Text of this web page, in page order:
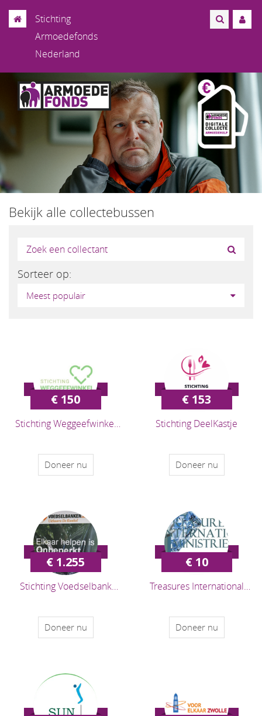
Stichting
Armoedefonds
Nederland
Bekijk alle collectebussen
Sorteer op:
Meest populair
€ 150
Stichting Weggeefwinkel
Doneer nu
€ 153
Stichting DeelKastje
Doneer nu
€ 1.255
Stichting Voedselbank
Doneer nu
€ 10
Treasures International
Doneer nu